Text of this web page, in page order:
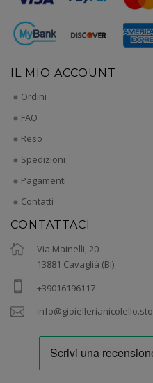
IL MIO ACCOUNT
Ordini
FAQ
Reso
Spedizioni
Pagamenti
Contatti
CONTATTACI
Via Mainelli, 20
13881 Cavaglià (BI)
+39016196117